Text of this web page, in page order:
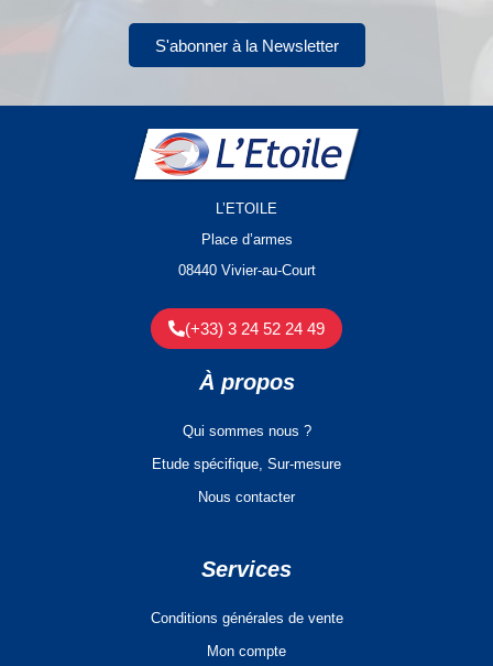
S'abonner à la Newsletter
L’ETOILE
Place d’armes
08440 Vivier-au-Court
(+33) 3 24 52 24 49
À propos
Qui sommes nous ?
Etude spécifique, Sur-mesure
Nous contacter
Services
Conditions générales de vente
Mon compte